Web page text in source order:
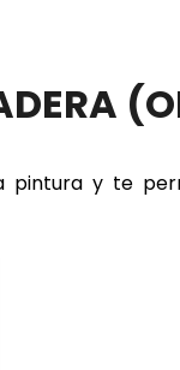
pintura y te